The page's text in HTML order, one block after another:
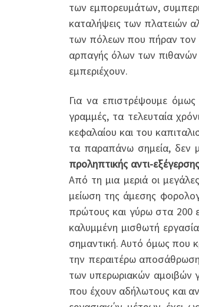
των εμπορευμάτων,
καταλήψεις των πλατειών
των πόλεων που πήραν τον
αρπαγής όλων των
εμπεριέχουν.
Για να επιστρέψουμε
γραμμές, τα τελευταία
κεφαλαίου και του
τα παραπάνω σημεία, δεν
προληπτικής αντι-
Από τη μια μεριά οι
μείωση της άμεσης
πρώτους και γύρω στα 200
καλυμμένη μισθωτή
σημαντική. Αυτό όμως που
την περαιτέρω
των υπερωριακών αμοιβών
που έχουν αδήλωτους και